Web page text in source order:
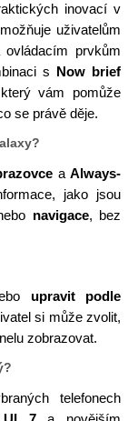
inovací v
uživatelům
prvkům
s Now brief
vám pomůže
se právě děje.
aAlways-
jako jsou
navigace, bez
upravit podle
si může zvolit,
zobrazovat.
telefonech